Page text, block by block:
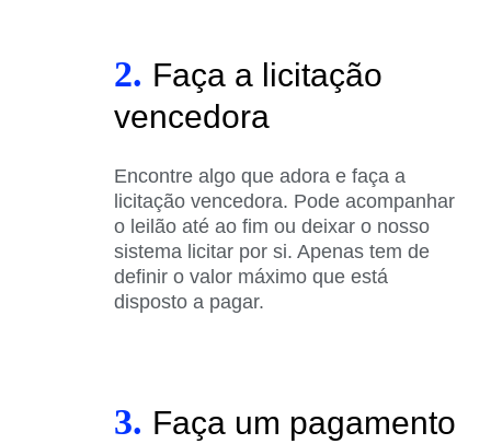
2. Faça a licitação
vencedora
Encontre algo que adora e faça a
licitação vencedora. Pode acompanhar
o leilão até ao fim ou deixar o nosso
sistema licitar por si. Apenas tem de
definir o valor máximo que está
disposto a pagar.
3. Faça um pagamento